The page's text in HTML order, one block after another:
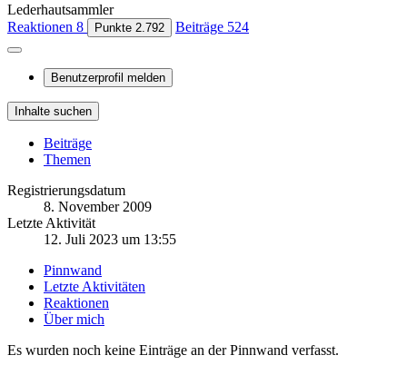
Lederhautsammler
Reaktionen 8 Punkte 2.792 Beiträge 524
Benutzerprofil melden
Inhalte suchen
Beiträge
Themen
Registrierungsdatum
8. November 2009
Letzte Aktivität
12. Juli 2023 um 13:55
Pinnwand
Letzte Aktivitäten
Reaktionen
Über mich
Es wurden noch keine Einträge an der Pinnwand verfasst.